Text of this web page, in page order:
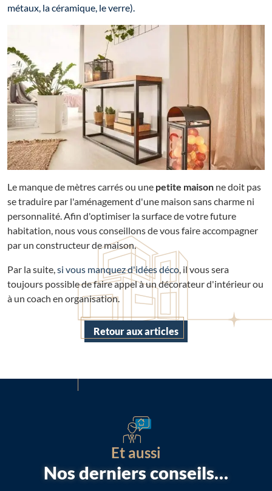
métaux, la céramique, le verre).
Le manque de mètres carrés ou une petite maison ne doit pas
se traduire par l'aménagement d'une maison sans charme ni
personnalité. Afin d'optimiser la surface de votre future
habitation, nous vous conseillons de vous faire accompagner
par un constructeur de maison.
Par la suite,si vous manquez d'idées déco, il vous sera
toujours possible de faire appel à un décorateur d'intérieur ou
à un coach en organisation.
Retour aux articles
Et aussi
Nos derniers conseils…